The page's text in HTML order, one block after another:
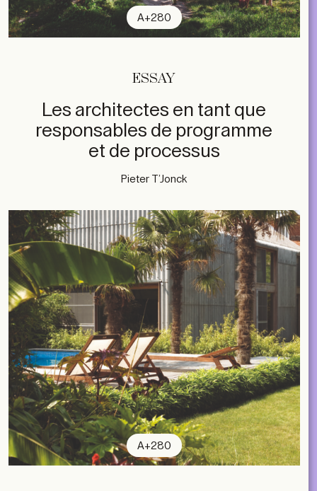
A+280
ESSAY
Les architectes en tant que
responsables de programme
et de processus
Pieter T’Jonck
A+280
subscribe
LIBRARY
MAGAZINES
EVENTS
ABOUT
ACCOUNT
SHOP
SUBSCRIBE
NL EN FR
Contact